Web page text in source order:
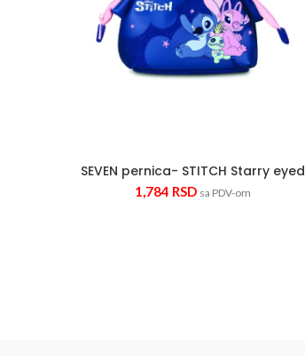
SEVEN pernica- STITCH Starry eyed
1,784 RSD sa PDV-om